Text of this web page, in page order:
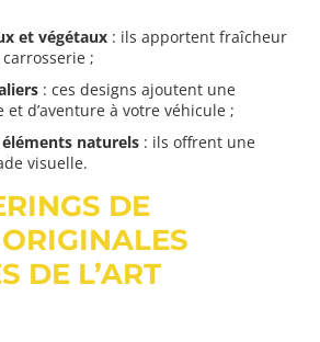
et végétaux : ils apportent fraîcheur
;
: ces designs ajoutent une
et d’aventure à votre véhicule ;
éléments naturels : ils offrent une
visuelle.
DE
DE L’ART